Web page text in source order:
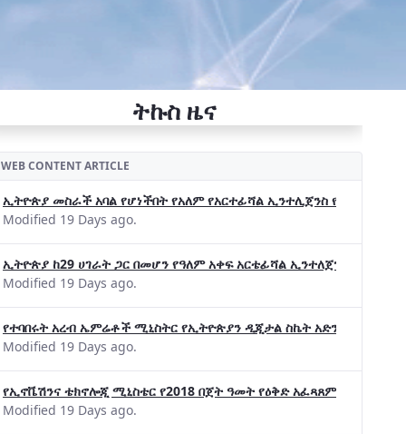
ትኩስ ዜና
WEB CONTENT ARTICLE
ኢትዮጵያ መስራች አባል የሆነችበት የአለም የአርተፊሻል ኢንተሊጀንስ የትብብር
Modified 19 Days ago.
ኢትዮጵያ ከ29 ሀገራት ጋር በመሆን የዓለም አቀፍ አርቴፊሻል ኢንተለጀንስ ትብብር
Modified 19 Days ago.
የተባበሩት አረብ ኤምሬቶች ሚኒስትር የኢትዮጵያን ዲጂታል ስኬት አድንቀዋል
Modified 19 Days ago.
የኢኖቬሽንና ቴክኖሎጂ ሚኒስቴር የ2018 በጀት ዓመት የዕቅድ አፈጻጸምና የቀጣይ
Modified 19 Days ago.